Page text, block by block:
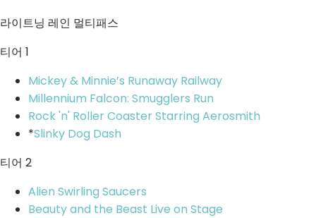
라이트닝 레인 멀티패스
티어 1
Mickey & Minnie’s Runaway Railway
Millennium Falcon: Smugglers Run
Rock 'n' Roller Coaster Starring Aerosmith
*Slinky Dog Dash
티어 2
Alien Swirling Saucers
Beauty and the Beast Live on Stage